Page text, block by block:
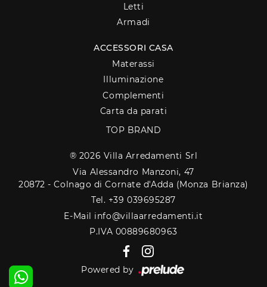
Letti
Armadi
ACCESSORI CASA
Materassi
Illuminazione
Complementi
Carta da parati
TOP BRAND
® 2026 Villa Arredamenti Srl
Via Alessandro Manzoni, 47
20872 - Colnago di Cornate d'Adda (Monza Brianza)
Tel. +39 039695287
E-Mail info@villaarredamenti.it
P.IVA 00889680963
Powered by